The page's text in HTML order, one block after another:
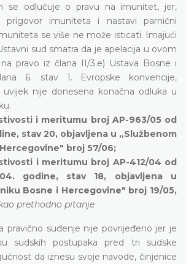
se odlučuje o pravu na imunitet, jer,
prigovor imuniteta i nastavi parnični
se više ne može isticati. Imajući
sud smatra da je apelacija u ovom
pravo iz člana II/3.e) Ustava Bosne i
6. stav 1. Evropske konvencije,
nije donesena konačna odluka u
i meritumu broj AP-963/05 od
stav 20, objavljena u „Službenom
broj 57/06;
i meritumu broj AP-412/04 od
godine, stav 18, objavljena u
Bosne i Hercegovine" broj 19/05,
prethodno pitanje
pravično suđenje nije povrijeđeno jer je
sudskih postupaka pred tri sudske
da iznesu svoje navode, činjenice